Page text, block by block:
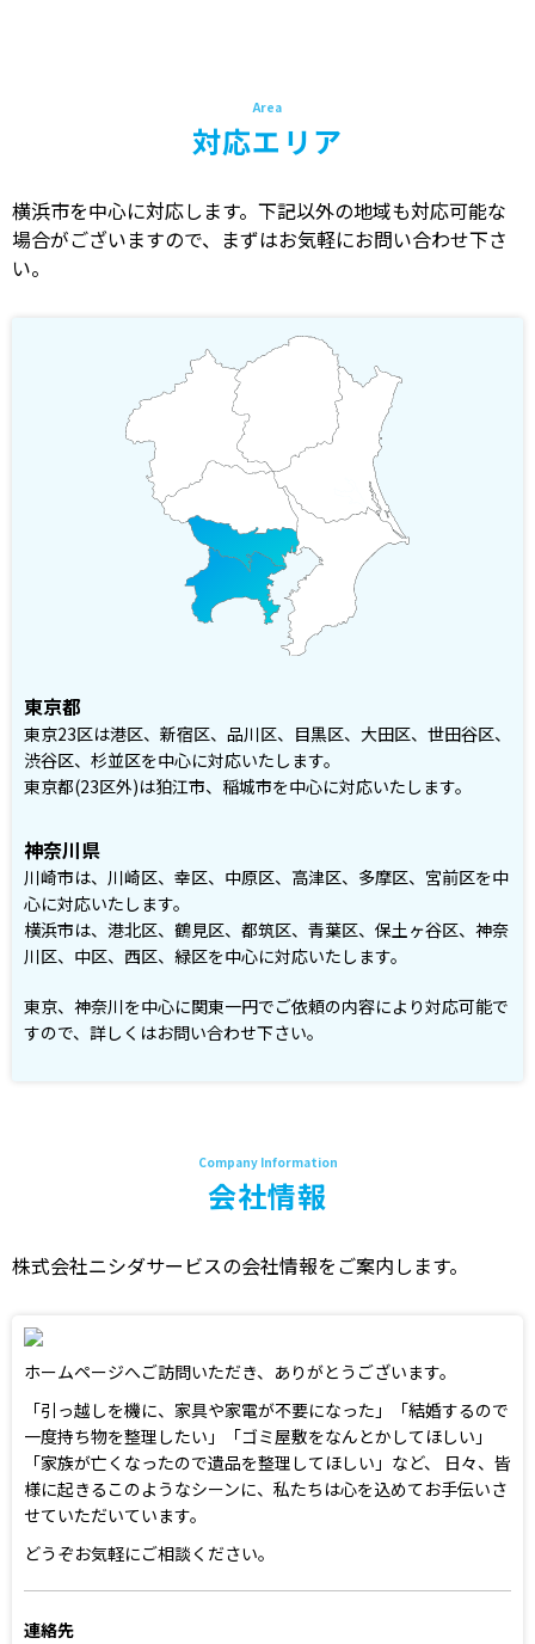
対応エリア
横浜市を中心に対応します。下記以外の地域も対応可能な
場合がございますので、まずはお気軽にお問い合わせ下さ
い。
東京都
東京23区は港区、新宿区、品川区、目黒区、大田区、世田谷区、
渋谷区、杉並区を中心に対応いたします。
東京都(23区外)は狛江市、稲城市を中心に対応いたします。
神奈川県
川崎市は、川崎区、幸区、中原区、高津区、多摩区、宮前区を中
心に対応いたします。
横浜市は、港北区、鶴見区、都筑区、青葉区、保土ヶ谷区、神奈
川区、中区、西区、緑区を中心に対応いたします。
東京、神奈川を中心に関東一円でご依頼の内容により対応可能で
すので、詳しくはお問い合わせ下さい。
会社情報
株式会社ニシダサービスの会社情報をご案内します。
ホームページへご訪問いただき、ありがとうございます。
「引っ越しを機に、家具や家電が不要になった」「結婚するので
一度持ち物を整理したい」「ゴミ屋敷をなんとかしてほしい」
「家族が亡くなったので遺品を整理してほしい」など、 日々、皆
様に起きるこのようなシーンに、私たちは心を込めてお手伝いさ
せていただいています。
どうぞお気軽にご相談ください。
連絡先